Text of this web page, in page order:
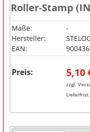
Roller-Stamp
Maße:
-
Hersteller:
EAN:
Preis: 5,10
zzgl.
Lieferfrist: